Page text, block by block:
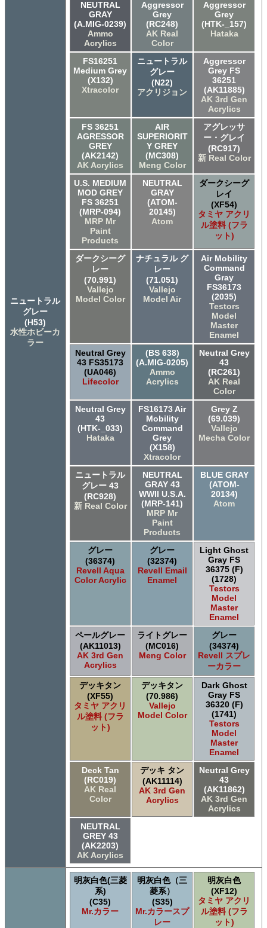
ニュートラル
グレー
(H53)
水性ホビーカ
ラー
NEUTRAL
GRAY
(A.MIG-0239)
Ammo
Acrylics
Aggressor
Grey
(RC248)
AK Real
Color
Aggressor
Grey
(HTK-_157)
Hataka
FS16251
Medium Grey
(X132)
Xtracolor
ニュートラル
グレー
(N22)
アクリジョン
Aggressor
Grey FS
36251
(AK11885)
AK 3rd Gen
Acrylics
FS 36251
AGRESSOR
GREY
(AK2142)
AK Acrylics
AIR
SUPERIORIT
Y GREY
(MC308)
Meng Color
アグレッサ
ー・グレイ
(RC917)
新 Real Color
U.S. MEDIUM
MOD GREY
FS 36251
(MRP-094)
MRP Mr
Paint
Products
NEUTRAL
GRAY
(ATOM-
20145)
Atom
ダークシーグ
レイ
(XF54)
タミヤ アクリ
ル塗料 (フラ
ット)
ダークシーグ
レー
(70.991)
Vallejo
Model Color
ナチュラル グ
レー
(71.051)
Vallejo
Model Air
Air Mobility
Command
Gray
FS36173
(2035)
Testors
Model
Master
Enamel
Neutral Grey
43 FS35173
(UA046)
Lifecolor
(BS 638)
(A.MIG-0205)
Ammo
Acrylics
Neutral Grey
43
(RC261)
AK Real
Color
Neutral Grey
43
(HTK-_033)
Hataka
FS16173 Air
Mobility
Command
Grey
(X158)
Xtracolor
Grey Z
(69.039)
Vallejo
Mecha Color
ニュートラル
グレー 43
(RC928)
新 Real Color
NEUTRAL
GRAY 43
WWII U.S.A.
(MRP-141)
MRP Mr
Paint
Products
BLUE GRAY
(ATOM-
20134)
Atom
グレー
(36374)
Revell Aqua
Color Acrylic
グレー
(32374)
Revell Email
Enamel
Light Ghost
Gray FS
36375 (F)
(1728)
Testors
Model
Master
Enamel
ペールグレー
(AK11013)
AK 3rd Gen
Acrylics
ライトグレー
(MC016)
Meng Color
グレー
(34374)
Revell スプレ
ーカラー
デッキタン
(XF55)
タミヤ アクリ
ル塗料 (フラ
ット)
デッキタン
(70.986)
Vallejo
Model Color
Dark Ghost
Gray FS
36320 (F)
(1741)
Testors
Model
Master
Enamel
Deck Tan
(RC019)
AK Real
Color
デッキ タン
(AK11114)
AK 3rd Gen
Acrylics
Neutral Grey
43
(AK11862)
AK 3rd Gen
Acrylics
NEUTRAL
GREY 43
(AK2203)
AK Acrylics
明灰白色(三菱
系)
(C35)
Mr.カラー
明灰白色（三
菱系）
(S35)
Mr.カラースプ
レー
明灰白色
(XF12)
タミヤ アクリ
ル塗料 (フラ
ット)